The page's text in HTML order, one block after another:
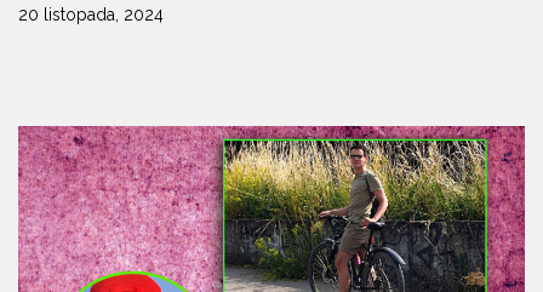
20 listopada, 2024